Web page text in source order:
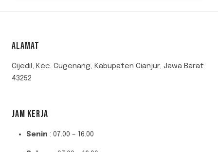
ALAMAT
Cijedil, Kec. Cugenang, Kabupaten Cianjur, Jawa Barat
43252
JAM KERJA
Senin : 07.00 – 16.00